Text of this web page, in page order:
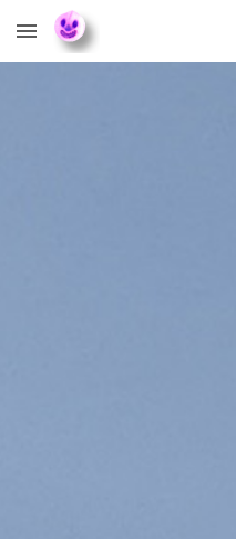
Skip to main content